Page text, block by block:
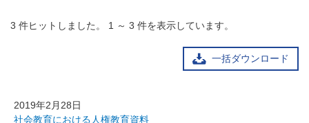
3 件ヒットしました。 1 ～ 3 件を表示しています。
一括ダウンロード
2019年2月28日
社会教育における人権教育資料